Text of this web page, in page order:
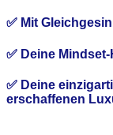
✅ Mit
✅ Deine
✅ Deine
erschaffenen